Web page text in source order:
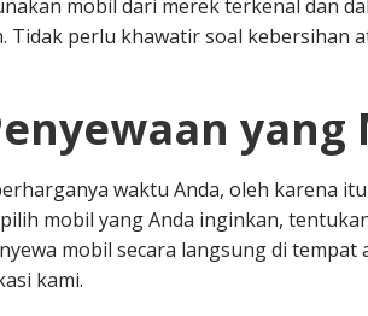
mobil dari merek terkenal dan
Tidak perlu khawatir soal kebersihan
waktu Anda, oleh karena
mobil yang Anda inginkan,
mobil secara langsung di
kami.